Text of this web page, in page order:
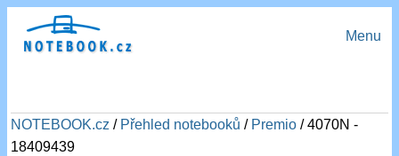
Menu
NOTEBOOK.cz / Přehled notebooků / Premio / 4070N -
18409439